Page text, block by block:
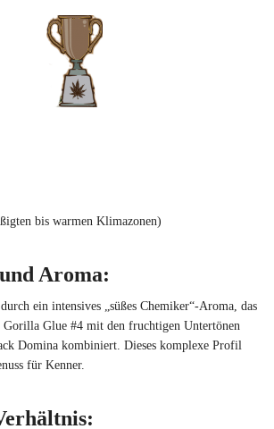
bis warmen Klimazonen)
Aroma:
ein intensives „süßes Chemiker“-Aroma, das
Gorilla Glue #4 mit den fruchtigen Untertönen
Domina kombiniert. Dieses komplexe Profil
für Kenner.
: